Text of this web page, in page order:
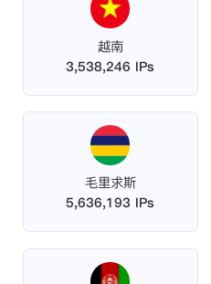
越南
3,538,246 IPs
毛里求斯
5,636,193 IPs